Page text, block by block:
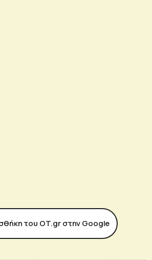
του ΟΤ.gr στην Google